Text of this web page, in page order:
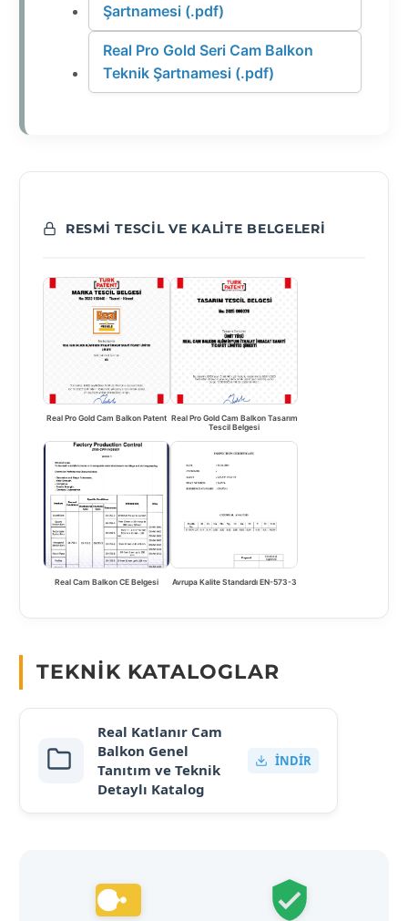
Şartnamesi (.pdf)
Real Pro Gold Seri Cam Balkon
Teknik Şartnamesi (.pdf)
RESMI TESCIL VE KALITE BELGELERI
Real Pro Gold Cam Balkon Patent Real Pro Gold Cam Balkon Tasarım
Tescil Belgesi
Real Cam Balkon CE Belgesi Avrupa Kalite Standardı EN-573-3
TEKNIK KATALOGLAR
Real Katlanır Cam
Balkon Genel
Tanıtım ve Teknik
Detaylı Katalog
İNDIR